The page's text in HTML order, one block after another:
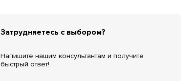
Затрудняетесь с выбором?
Напишите нашим консультантам и получите
быстрый ответ!